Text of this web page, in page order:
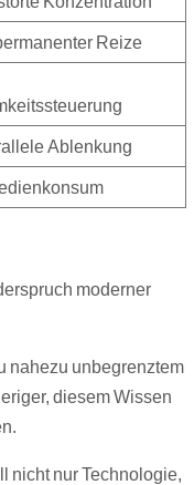
Reize
Ablenkung
moderner
nahezu unbegrenztem
diesem Wissen
nicht nur Technologie,